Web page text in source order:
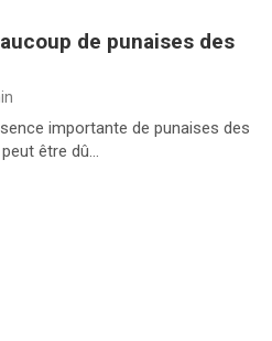
de punaises des
importante de punaises des
être dû…